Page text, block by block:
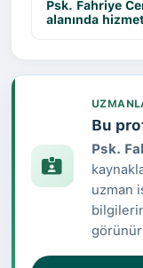
Psk. Fahriye
alanında
Bu
Psk.
uzman